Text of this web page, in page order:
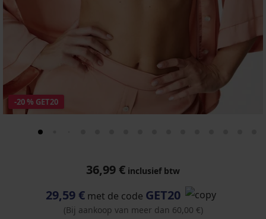
-20 % GET20
36,99 € inclusief btw
29,59 €met de code GET20
(Bij aankoop van meer dan 60,00 €)